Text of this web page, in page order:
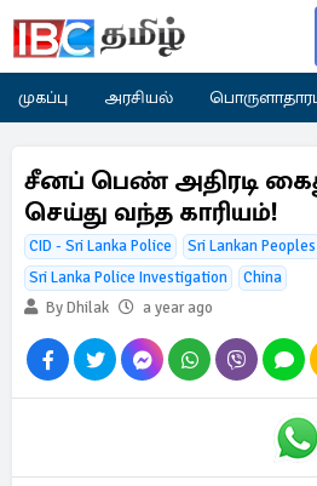
முகப்பு அரசியல்
சீனப் பெண் அதிரடி
செய்து வந்த காரியம்!
CID - Sri Lanka Police
Sri Lankan Peoples
Sri Lanka Police Investigation
China
By Dhilak
a year ago